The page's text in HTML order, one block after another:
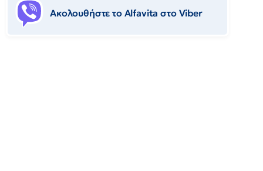
Ακολουθήστε το Αlfavita στο Viber